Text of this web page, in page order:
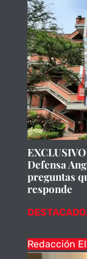
Defensa
preguntas
responde
DESTACADO
Redacción